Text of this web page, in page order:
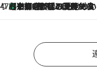
47都道府県の手みやげ ひんやりスイーツで夏を満喫
2026.8.7
【京都府】この夏絶対食べたい 冷やしておいしいおやつ3選 ひと口目から心を掴む新緑のテリーヌ